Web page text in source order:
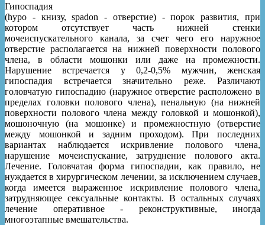
Гипоспадия
(hypo - книзу, spadon - отверстие) - порок развития, при
котором отсутствует часть нижней стенки
мочеиспускательного канала, за счет чего его наружное
отверстие располагается на нижней поверхности полового
члена, в области мошонки или даже на промежности.
Нарушение встречается у 0,2-0,5% мужчин, женская
гипоспадия встречается значительно реже. Различают
головчатую гипоспадию (наружное отверстие расположено в
пределах головки полового члена), пенальную (на нижней
поверхности полового члена между головкой и мошонкой),
мошоночную (на мошонке) и промежностную (отверстие
между мошонкой и задним проходом). При последних
вариантах наблюдается искривление полового члена,
нарушение мочеиспускание, затруднение полового акта.
Лечение. Головчатая форма гипоспадии, как правило, не
нуждается в хирургическом лечении, за исключением случаев,
когда имеется выраженное искривление полового члена,
затрудняющее сексуальные контакты. В остальных случаях
лечение оперативное - реконструктивные, иногда
многоэтапные вмешательства.